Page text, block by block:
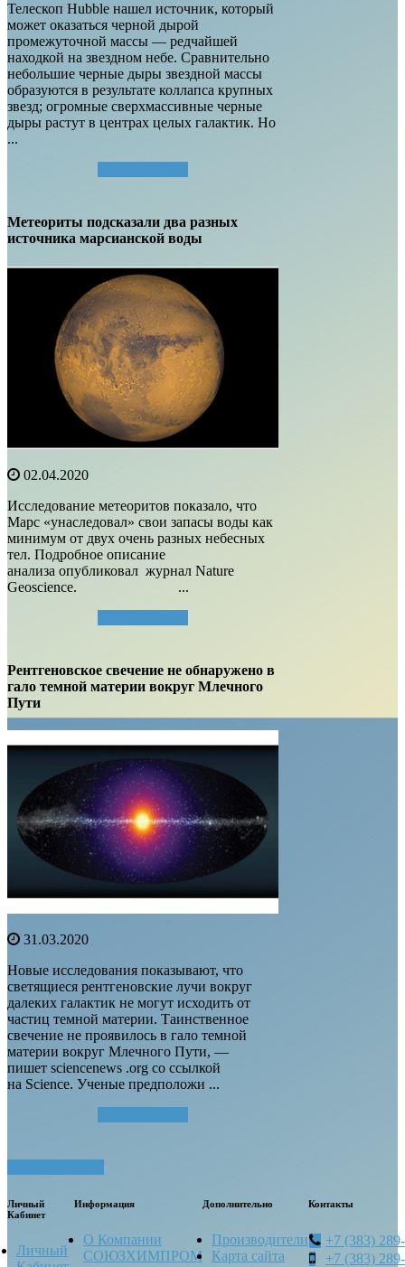
Телескоп Hubble нашел источник, который
может оказаться черной дырой
промежуточной массы — редчайшей
находкой на звездном небе. Сравнительно
небольшие черные дыры звездной массы
образуются в результате коллапса крупных
звезд; огромные сверхмассивные черные
дыры растут в центрах целых галактик. Но
...
Метеориты подсказали два разных
источника марсианской воды
02.04.2020
Исследование метеоритов показало, что
Марс «унаследовал» свои запасы воды как
минимум от двух очень разных небесных
тел. Подробное описание
анализа опубликовал журнал Nature
Geoscience. ...
Рентгеновское свечение не обнаружено в
гало темной материи вокруг Млечного
Пути
31.03.2020
Новые исследования показывают, что
светящиеся рентгеновские лучи вокруг
далеких галактик не могут исходить от
частиц темной материи. Таинственное
свечение не проявилось в гало темной
материи вокруг Млечного Пути, —
пишет sciencenews .org со ссылкой
на Science. Ученые предположи ...
Личный
Кабинет
Личный
Информация
О Компании
СОЮЗХИМПРОМ
Дополнительно
Производители
Карта сайта
Контакты
+7 (383)
+7 (383)